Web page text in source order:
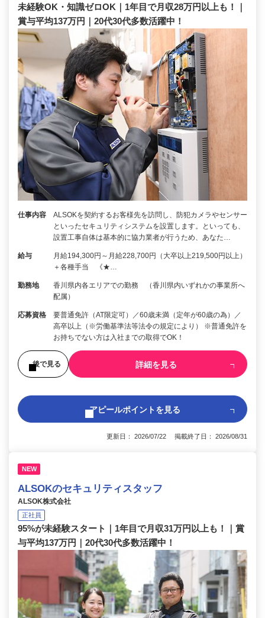
未経験OK・知識ゼロOK｜1年目で月収28万円以上も！｜
賞与平均137万円｜20代30代多数活躍中！
仕事内容
ALSOKを契約するお客様先を訪問し、防犯カメラやセンサー
といったセキュリティシステムを設置します。といっても、
設置工事自体は基本的に協力業者が行うため、あなた…
給与
月給194,300円～月給228,700円（大卒以上219,500円以上）
＋各種手当 《★…
勤務地
香川県内各エリアでの勤務 （香川県内いずれかの事業所へ
配属）
応募資格
要普通免許（AT限定可）／60歳未満（定年が60歳の為）／
高卒以上（※労働基準法等法令の規定により） ※普通免許を
お持ちでない方は入社までの取得でOK！
後で見る 詳細を見る
アピールポイントを見る
更新日： 2026/07/22 掲載終了日： 2026/08/31
NEW
ALSOKのセキュリティスタッフ
ALSOK株式会社
正社員
95%が未経験スタート｜1年目で月収31万円以上も！｜賞
与平均137万円｜20代30代多数活躍中！